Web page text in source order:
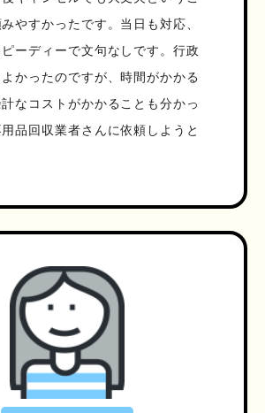
やすかったです。当日も対応、
ーディーで文句なしです。行政
かったのですが、時間がかかる
なコストがかかることも分かっ
品回収業者さんに依頼しようと